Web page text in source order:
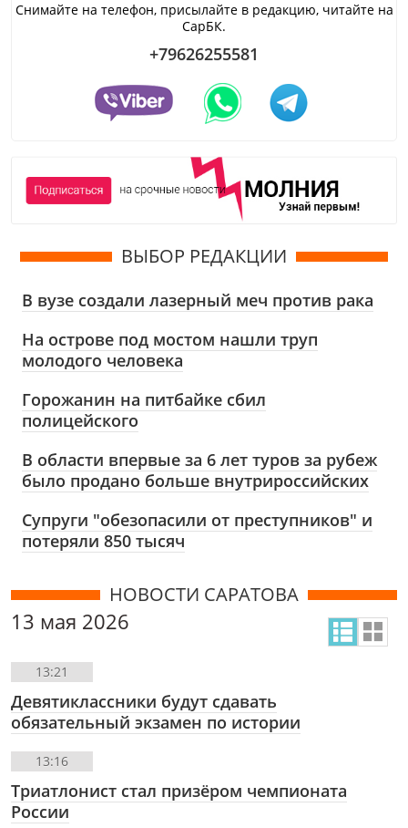
Снимайте на телефон, присылайте в редакцию, читайте на
СарБК.
+79626255581
ВЫБОР РЕДАКЦИИ
В вузе создали лазерный меч против рака
На острове под мостом нашли труп
молодого человека
Горожанин на питбайке сбил
полицейского
В области впервые за 6 лет туров за рубеж
было продано больше внутрироссийских
Супруги "обезопасили от преступников" и
потеряли 850 тысяч
НОВОСТИ САРАТОВА
13 мая 2026
13:21
Девятиклассники будут сдавать
обязательный экзамен по истории
13:16
Триатлонист стал призёром чемпионата
России